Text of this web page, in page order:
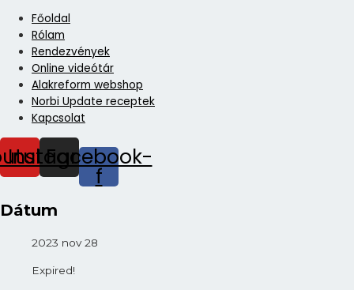
Főoldal
Rólam
Rendezvények
Online videótár
Alakreform webshop
Norbi Update receptek
Kapcsolat
Instagram
Facebook-
f
Dátum
2023 nov 28
Expired!